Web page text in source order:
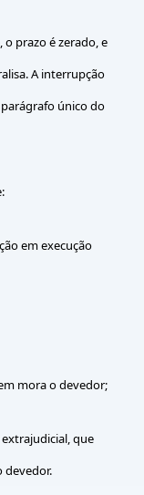
prazo é zerado, e
A interrupção
único do
em execução
mora o devedor;
que
devedor.